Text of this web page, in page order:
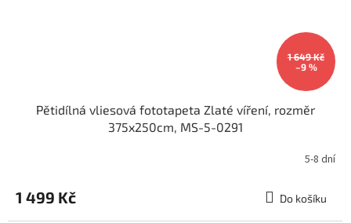
1 649 Kč
–9 %
Pětidílná vliesová fototapeta Zlaté víření, rozměr
375x250cm, MS-5-0291
5-8 dní
1 499 Kč Do košíku